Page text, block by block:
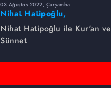
03 Ağustos 2022, Çarşamba
Nihat Hatipoğlu,
Peygamber Efendimizin
gençlere nasihatlarını
anlatıyor...
Nihat Hatipoğlu ile Kur'an ve
Sünnet